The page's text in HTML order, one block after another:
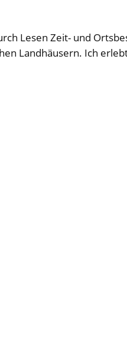
Lesen Zeit- und
Landhäusern. Ich